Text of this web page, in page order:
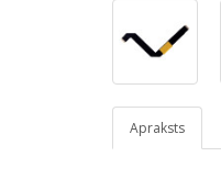
Apraksts